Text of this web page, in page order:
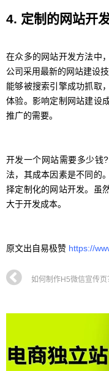
4. 定制的网站开
在众多的网站开发方法中
公司采用最新的网站建设
能够被搜索引擎成功抓取
体验。影响定制网站建设
推广的需要。
开发一个网站需要多少钱
法，其成本因素是不同的
择定制化的网站开发。虽
大于开发成本。
原文出自易极赞 https://